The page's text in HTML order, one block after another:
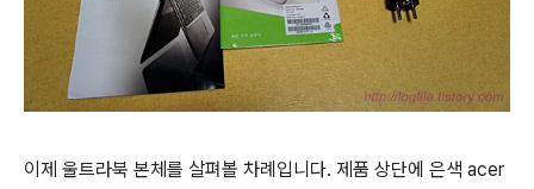
이제 울트라북 본체를 살펴볼 차례입니다. 제품 상단에 은색 acer